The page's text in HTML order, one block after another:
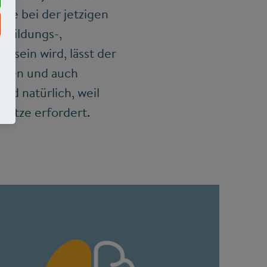
bei der jetzigen
Bildungs-,
sein wird, lässt der
und auch
natürlich, weil
erfordert.